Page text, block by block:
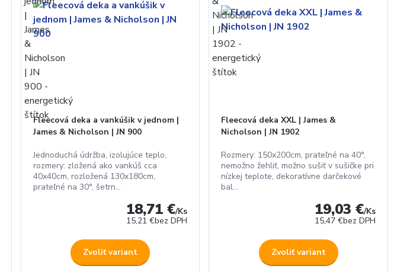
Fleecová deka a vankúšik v jednom |
James & Nicholson | JN 900
Jednoduchá údržba, izolujúce teplo,
rozmery: zložená ako vankúš cca
40x40cm, rozložená 130x180cm,
prateľné na 30°, šetrn...
18,71 €/Ks
15,21 €bez DPH
Zvoliť variant
Fleecová deka XXL | James &
Nicholson | JN 1902
Rozmery: 150x200cm, prateľné na 40°,
nemožno žehliť, možno sušiť v sušičke pri
nízkej teplote, dekoratívne darčekové
bal...
19,03 €/Ks
15,47 €bez DPH
Zvoliť variant